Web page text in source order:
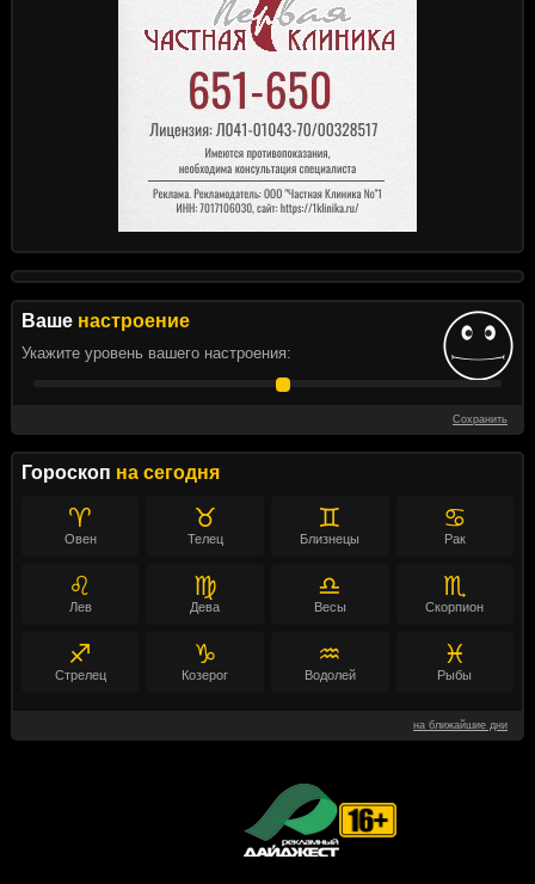
Ваше настроение
Укажите уровень вашего настроения:
Сохранить
Гороскоп на сегодня
♈
Овен
♉
Телец
♊
Близнецы
♋
Рак
♌
Лев
♍
Дева
♎
Весы
♏
Скорпион
♐
Стрелец
♑
Козерог
♒
Водолей
♓
Рыбы
на ближайшие дни